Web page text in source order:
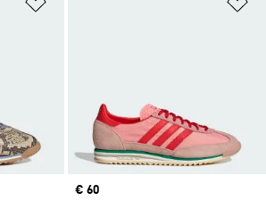
Current price
€ 60